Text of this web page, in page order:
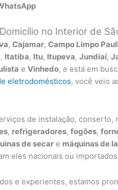
no Interior de
,Cajamar,Campo Limpo
, Itatiba, Itu, Itupeva,Jundiaí,
eVinhedo, e está em
eletrodomésticos, você veio
de instalação, conserto,
, refrigeradores,fogões,
de secar e máquinas de
eles nacionais ou
e experientes, estamos